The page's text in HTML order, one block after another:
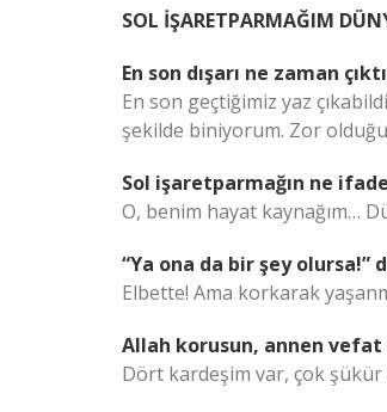
SOL İŞARETPARMAĞIM
En son dışarı ne zaman
En son geçtiğimiz yaz
şekilde biniyorum. Zor
Sol işaretparmağın ne
O, benim hayat kaynağım…
“Ya ona da bir şey olursa!”
Elbette! Ama korkarak
Allah korusun, annen
Dört kardeşim var, çok şükür